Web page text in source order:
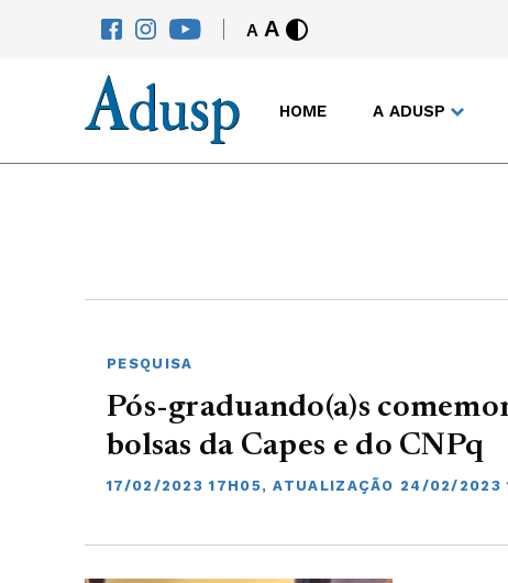
A A
HOME A ADUSP
PESQUISA
Pós-graduando(a)s
bolsas da Capes e do CNPq
17/02/2023 17H05, ATUALIZAÇÃO 24/02/2023